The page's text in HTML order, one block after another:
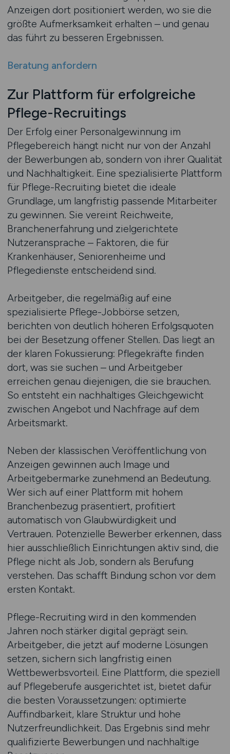
Anzeigen dort positioniert werden, wo sie die
größte Aufmerksamkeit erhalten – und genau
das führt zu besseren Ergebnissen.
Beratung anfordern
Zur Plattform für erfolgreiche
Pflege-Recruitings
Der Erfolg einer Personalgewinnung im
Pflegebereich hängt nicht nur von der Anzahl
der Bewerbungen ab, sondern von ihrer Qualität
und Nachhaltigkeit. Eine spezialisierte Plattform
für Pflege-Recruiting bietet die ideale
Grundlage, um langfristig passende Mitarbeiter
zu gewinnen. Sie vereint Reichweite,
Branchenerfahrung und zielgerichtete
Nutzeransprache – Faktoren, die für
Krankenhäuser, Seniorenheime und
Pflegedienste entscheidend sind.
Arbeitgeber, die regelmäßig auf eine
spezialisierte Pflege-Jobbörse setzen,
berichten von deutlich höheren Erfolgsquoten
bei der Besetzung offener Stellen. Das liegt an
der klaren Fokussierung: Pflegekräfte finden
dort, was sie suchen – und Arbeitgeber
erreichen genau diejenigen, die sie brauchen.
So entsteht ein nachhaltiges Gleichgewicht
zwischen Angebot und Nachfrage auf dem
Arbeitsmarkt.
Neben der klassischen Veröffentlichung von
Anzeigen gewinnen auch Image und
Arbeitgebermarke zunehmend an Bedeutung.
Wer sich auf einer Plattform mit hohem
Branchenbezug präsentiert, profitiert
automatisch von Glaubwürdigkeit und
Vertrauen. Potenzielle Bewerber erkennen, dass
hier ausschließlich Einrichtungen aktiv sind, die
Pflege nicht als Job, sondern als Berufung
verstehen. Das schafft Bindung schon vor dem
ersten Kontakt.
Pflege-Recruiting wird in den kommenden
Jahren noch stärker digital geprägt sein.
Arbeitgeber, die jetzt auf moderne Lösungen
setzen, sichern sich langfristig einen
Wettbewerbsvorteil. Eine Plattform, die speziell
auf Pflegeberufe ausgerichtet ist, bietet dafür
die besten Voraussetzungen: optimierte
Auffindbarkeit, klare Struktur und hohe
Nutzerfreundlichkeit. Das Ergebnis sind mehr
qualifizierte Bewerbungen und nachhaltige